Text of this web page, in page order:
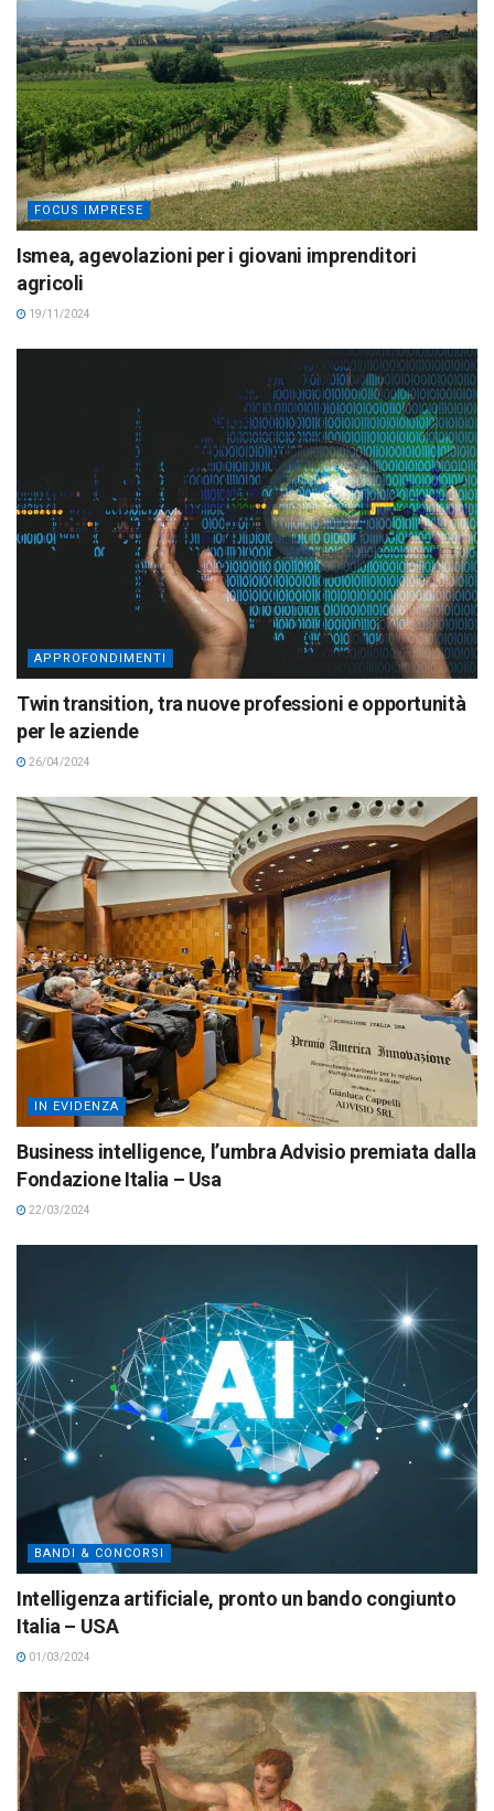
FOCUS IMPRESE
Ismea, agevolazioni per i giovani imprenditori
agricoli
19/11/2024
APPROFONDIMENTI
Twin transition, tra nuove professioni e opportunità
per le aziende
26/04/2024
IN EVIDENZA
Business intelligence, l’umbra Advisio premiata dalla
Fondazione Italia – Usa
22/03/2024
BANDI & CONCORSI
Intelligenza artificiale, pronto un bando congiunto
Italia – USA
01/03/2024